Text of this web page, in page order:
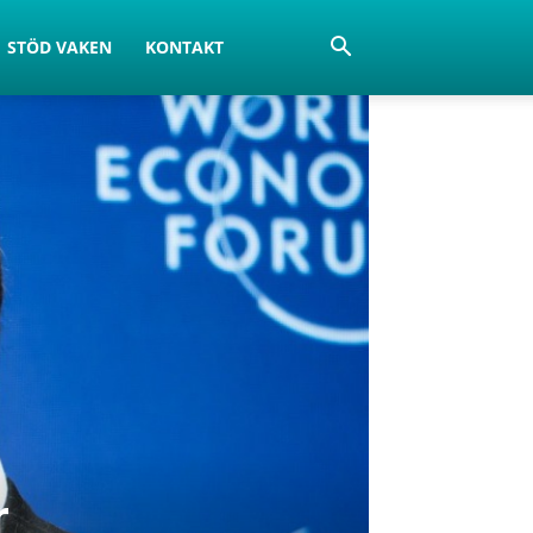
STÖD VAKEN KONTAKT